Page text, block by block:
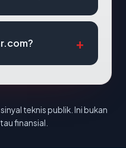
teknis publik. Ini bukan
finansial.